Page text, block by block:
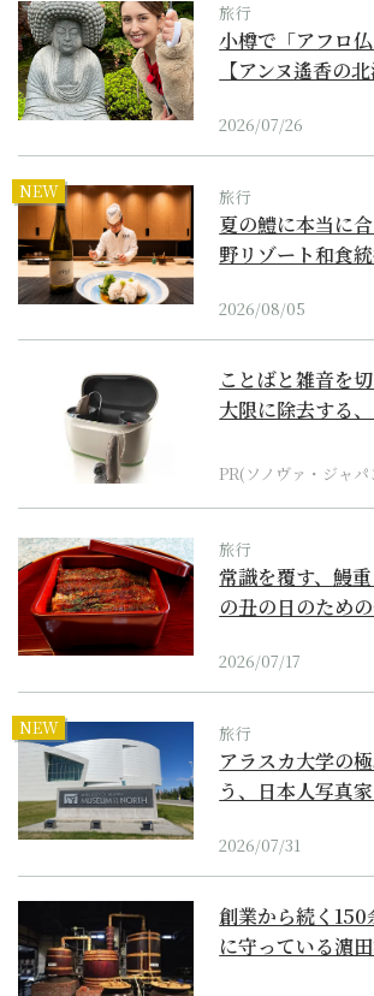
旅行
小樽で「アフロ
【アンヌ遙香の
2026/07/26
NEW 旅行
夏の鱧に本当に
野リゾート和食
2026/08/05
ことばと雑音を
大限に除去する
PR(ソノヴァ・ジャ
旅行
常識を覆す、鰻
の丑の日のため
2026/07/17
NEW 旅行
アラスカ大学の
う、日本人写真
2026/07/31
創業から続く
に守っている濵